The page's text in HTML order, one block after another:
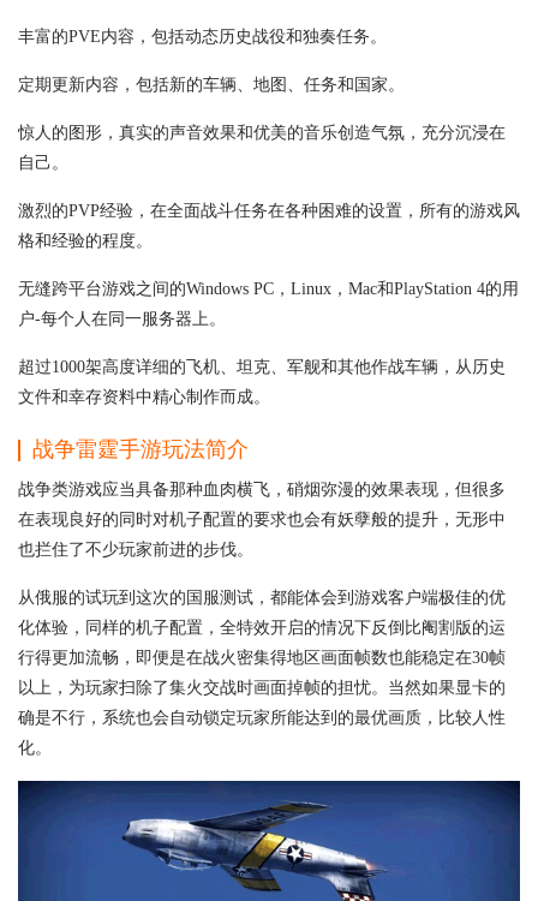
丰富的PVE内容，包括动态历史战役和独奏任务。
定期更新内容，包括新的车辆、地图、任务和国家。
惊人的图形，真实的声音效果和优美的音乐创造气氛，充分沉浸在
自己。
激烈的PVP经验，在全面战斗任务在各种困难的设置，所有的游戏风
格和经验的程度。
无缝跨平台游戏之间的Windows PC，Linux，Mac和PlayStation 4的用
户-每个人在同一服务器上。
超过1000架高度详细的飞机、坦克、军舰和其他作战车辆，从历史
文件和幸存资料中精心制作而成。
战争雷霆手游玩法简介
战争类游戏应当具备那种血肉横飞，硝烟弥漫的效果表现，但很多
在表现良好的同时对机子配置的要求也会有妖孽般的提升，无形中
也拦住了不少玩家前进的步伐。
从俄服的试玩到这次的国服测试，都能体会到游戏客户端极佳的优
化体验，同样的机子配置，全特效开启的情况下反倒比阉割版的运
行得更加流畅，即便是在战火密集得地区画面帧数也能稳定在30帧
以上，为玩家扫除了集火交战时画面掉帧的担忧。当然如果显卡的
确是不行，系统也会自动锁定玩家所能达到的最优画质，比较人性
化。